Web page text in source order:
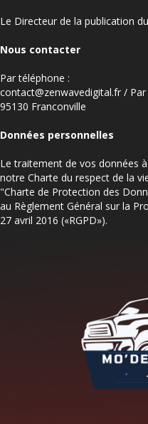
Le Directeur de la publication
Nous contacter
Par téléphone :
contact@zenwavedigital.fr /
95130 Franconville
Données personnelles
Le traitement de vos données
notre Charte du respect de la
"Charte de Protection des
au Règlement Général sur la
27 avril 2016 («RGPD»).